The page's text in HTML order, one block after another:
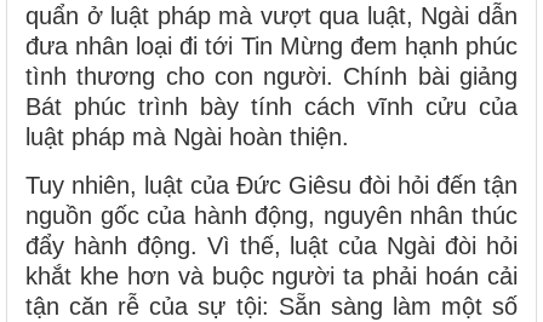
quẩn ở luật pháp mà vượt qua luật, Ngài dẫn
đưa nhân loại đi tới Tin Mừng đem hạnh phúc
tình thương cho con người. Chính bài giảng
Bát phúc trình bày tính cách vĩnh cửu của
luật pháp mà Ngài hoàn thiện.
Tuy nhiên, luật của Ðức Giêsu đòi hỏi đến tận
nguồn gốc của hành động, nguyên nhân thúc
đẩy hành động. Vì thế, luật của Ngài đòi hỏi
khắt khe hơn và buộc người ta phải hoán cải
tận căn rễ của sự tội: Sẵn sàng làm một số